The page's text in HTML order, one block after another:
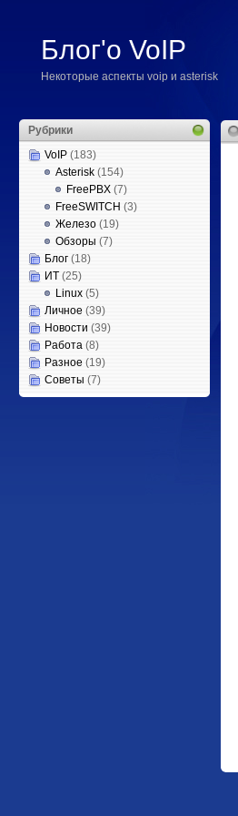
Блог'о VoIP
Некоторые аспекты voip и asterisk
Рубрики
VoIP (183)
Asterisk (154)
FreePBX (7)
FreeSWITCH (3)
Железо (19)
Обзоры (7)
Блог (18)
ИТ (25)
Linux (5)
Личное (39)
Новости (39)
Работа (8)
Разное (19)
Советы (7)